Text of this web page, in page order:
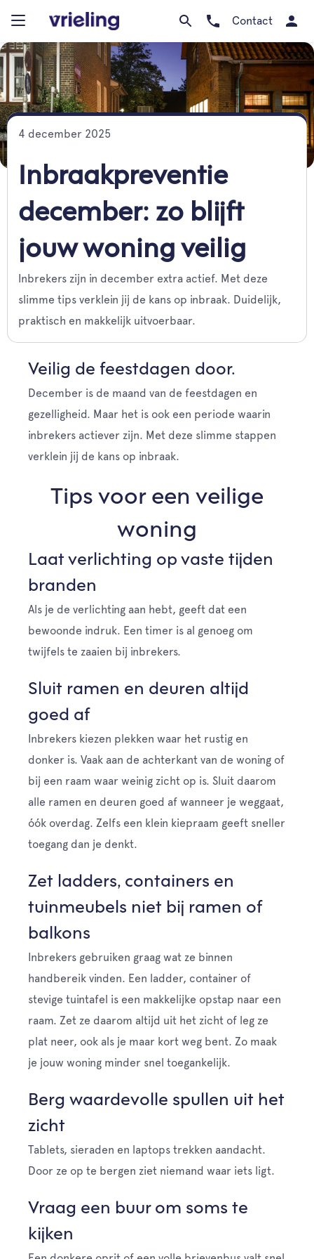
Contact
4 december 2025
Inbraakpreventie
december: zo blijft
jouw woning veilig
Inbrekers zijn in december extra actief. Met deze
slimme tips verklein jij de kans op inbraak. Duidelijk,
praktisch en makkelijk uitvoerbaar.
Veilig de feestdagen door.
December is de maand van de feestdagen en
gezelligheid. Maar het is ook een periode waarin
inbrekers actiever zijn. Met deze slimme stappen
verklein jij de kans op inbraak.
Tips voor een veilige
woning
Laat verlichting op vaste tijden
branden
Als je de verlichting aan hebt, geeft dat een
bewoonde indruk. Een timer is al genoeg om
twijfels te zaaien bij inbrekers.
Sluit ramen en deuren altijd
goed af
Inbrekers kiezen plekken waar het rustig en
donker is. Vaak aan de achterkant van de woning of
bij een raam waar weinig zicht op is. Sluit daarom
alle ramen en deuren goed af wanneer je weggaat,
óók overdag. Zelfs een klein kiepraam geeft sneller
toegang dan je denkt.
Zet ladders, containers en
tuinmeubels niet bij ramen of
balkons
Inbrekers gebruiken graag wat ze binnen
handbereik vinden. Een ladder, container of
stevige tuintafel is een makkelijke opstap naar een
raam. Zet ze daarom altijd uit het zicht of leg ze
plat neer, ook als je maar kort weg bent. Zo maak
je jouw woning minder snel toegankelijk.
Berg waardevolle spullen uit het
zicht
Tablets, sieraden en laptops trekken aandacht.
Door ze op te bergen ziet niemand waar iets ligt.
Vraag een buur om soms te
kijken